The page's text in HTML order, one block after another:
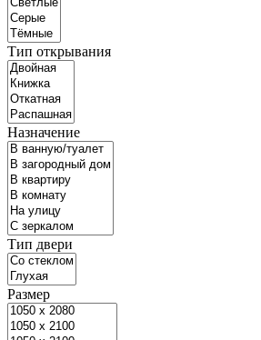
Тип открывания
Назначение
Тип двери
Размер